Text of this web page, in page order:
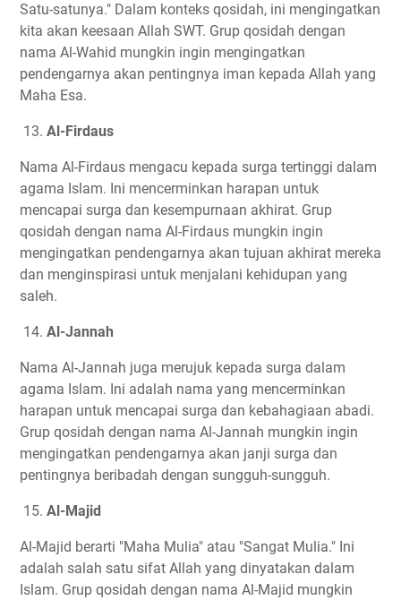
Satu-satunya." Dalam konteks qosidah, ini mengingatkan
kita akan keesaan Allah SWT. Grup qosidah dengan
nama Al-Wahid mungkin ingin mengingatkan
pendengarnya akan pentingnya iman kepada Allah yang
Maha Esa.
13. Al-Firdaus
Nama Al-Firdaus mengacu kepada surga tertinggi dalam
agama Islam. Ini mencerminkan harapan untuk
mencapai surga dan kesempurnaan akhirat. Grup
qosidah dengan nama Al-Firdaus mungkin ingin
mengingatkan pendengarnya akan tujuan akhirat mereka
dan menginspirasi untuk menjalani kehidupan yang
saleh.
14. Al-Jannah
Nama Al-Jannah juga merujuk kepada surga dalam
agama Islam. Ini adalah nama yang mencerminkan
harapan untuk mencapai surga dan kebahagiaan abadi.
Grup qosidah dengan nama Al-Jannah mungkin ingin
mengingatkan pendengarnya akan janji surga dan
pentingnya beribadah dengan sungguh-sungguh.
15. Al-Majid
Al-Majid berarti "Maha Mulia" atau "Sangat Mulia." Ini
adalah salah satu sifat Allah yang dinyatakan dalam
Islam. Grup qosidah dengan nama Al-Majid mungkin